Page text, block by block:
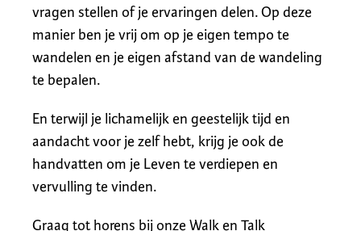
vragen stellen of je ervaringen delen. Op deze
manier ben je vrij om op je eigen tempo te
wandelen en je eigen afstand van de wandeling
te bepalen.
En terwijl je lichamelijk en geestelijk tijd en
aandacht voor je zelf hebt, krijg je ook de
handvatten om je Leven te verdiepen en
vervulling te vinden.
Graag tot horens bij onze Walk en Talk